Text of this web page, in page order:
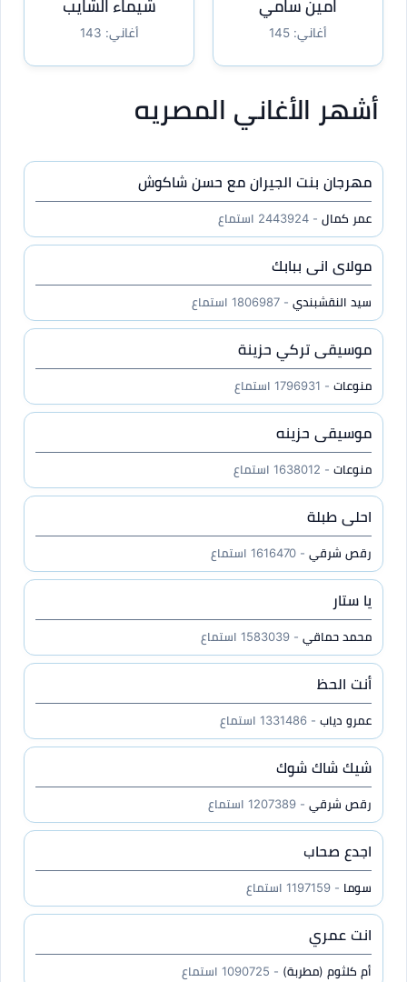
امين سامي
أغاني: 145
شيماء الشايب
أغاني: 143
أشهر الأغاني المصريه
مهرجان بنت الجيران مع حسن شاكوش
عمر كمال - 2443924 استماع
مولاى انى ببابك
سيد النقشبندي - 1806987 استماع
موسيقى تركي حزينة
منوعات - 1796931 استماع
موسيقى حزينه
منوعات - 1638012 استماع
احلى طبلة
رقص شرقي - 1616470 استماع
يا ستار
محمد حماقي - 1583039 استماع
أنت الحظ
عمرو دياب - 1331486 استماع
شيك شاك شوك
رقص شرقي - 1207389 استماع
اجدع صحاب
سوما - 1197159 استماع
انت عمري
أم كلثوم (مطربة) - 1090725 استماع